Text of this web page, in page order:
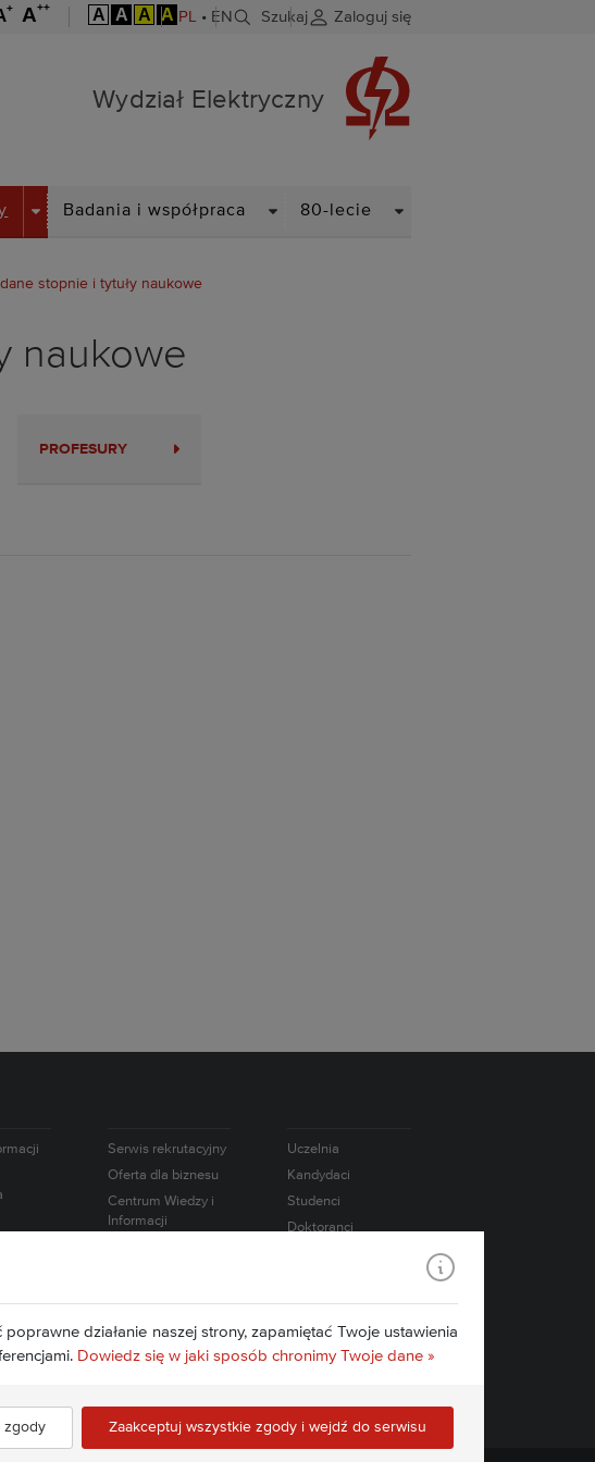
+ A++ A A A A PL • EN Szukaj Zaloguj się
Wydział Elektryczny
DROPDOWN
Badania i współpraca 80-lecie
stopnie i tytuły naukowe
naukowe
PROFESURY
Serwis rekrutacyjny
Oferta dla biznesu
Centrum Wiedzy i
Informacji
międzynarodowa
Konsorcjum IATI
Edukacja.CL
Uczelnia
Kandydaci
Studenci
Doktoranci
Badania
Media
Kontakt
działanie naszej strony, zapamiętać Twoje ustawienia
Dowiedz się w jaki sposób chronimy Twoje dane »
zgody Zaakceptuj wszystkie zgody i wejdź do serwisu